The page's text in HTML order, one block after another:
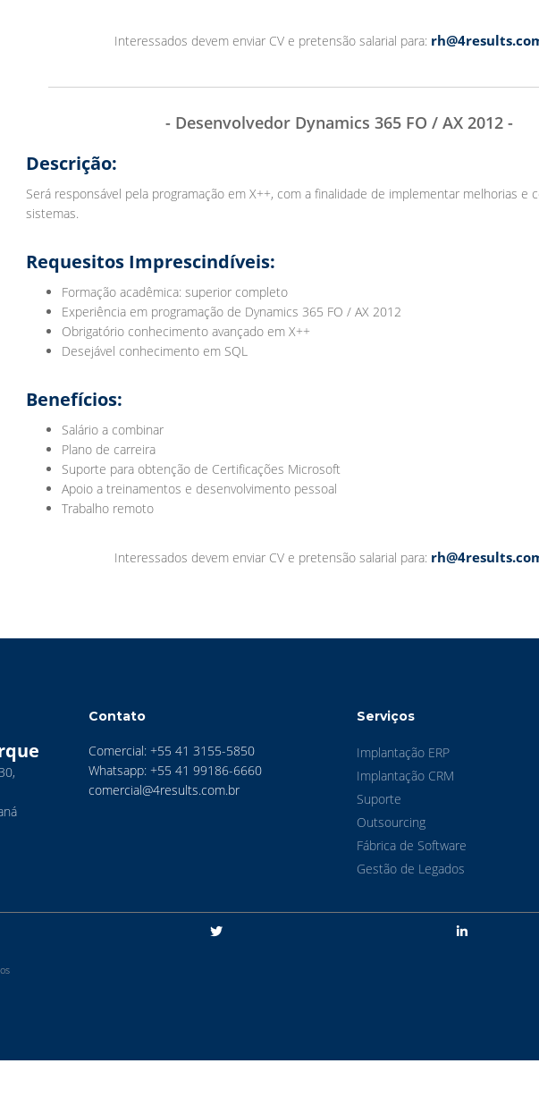
Interessados devem enviar CV e pretensão salarial para:
- Desenvolvedor Dynamics 365 FO / AX 2012 -
Descrição:
Será responsável pela programação em X++, com a finalidade de implementar melhorias e
sistemas.
Requesitos Imprescindíveis:
Formação acadêmica: superior completo
Experiência em programação de Dynamics 365 FO / AX 2012
Obrigatório conhecimento avançado em X++
Desejável conhecimento em SQL
Benefícios:
Salário a combinar
Plano de carreira
Suporte para obtenção de Certificações Microsoft
Apoio a treinamentos e desenvolvimento pessoal
Trabalho remoto
Interessados devem enviar CV e pretensão salarial para:
Contato
Comercial: +55 41 3155-5850
Whatsapp: +55 41 99186-6660
comercial@4results.com.br
Serviços
Implantação ERP
Implantação CRM
Suporte
Outsourcing
Fábrica de Software
Gestão de Legados